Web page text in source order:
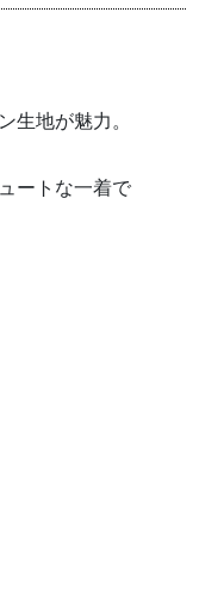
生地が魅力。
ートな一着で